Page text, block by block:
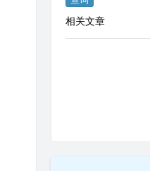
相关文章